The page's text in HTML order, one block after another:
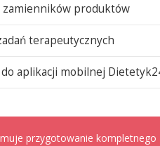
zamienników produktów
terapeutycznych
aplikacji mobilnej
przygotowanie kompletnego